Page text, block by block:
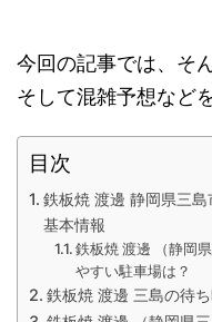
今回の記事では、そ
そして混雑予想など
目次
鉄板焼 渡邊 静岡県三
基本情報
鉄板焼 渡邊 （静岡
やすい駐車場は？
鉄板焼 渡邊 三島の待